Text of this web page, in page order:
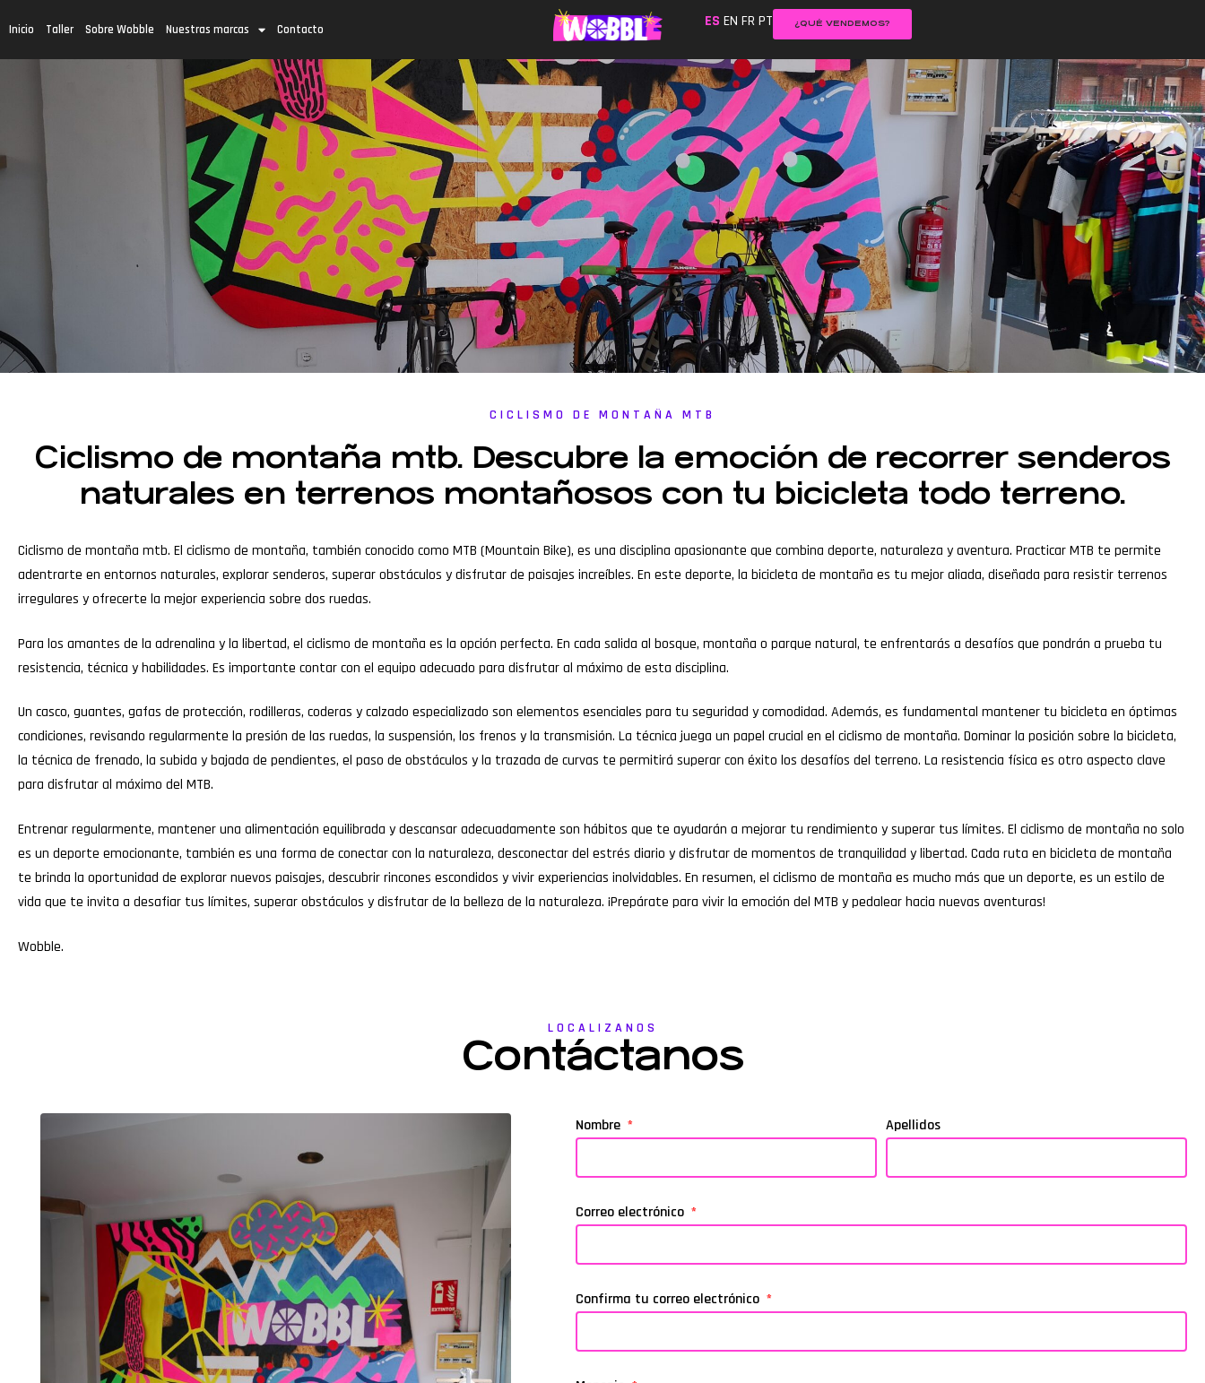
Inicio Taller Sobre Wobble Nuestras marcas Contacto ES EN FR PT ¿QUÉ VENDEMOS?
CICLISMO DE MONTAÑA MTB
Ciclismo de montaña mtb. Descubre la emoción de recorrer senderos
naturales en terrenos montañosos con tu bicicleta todo terreno.
Ciclismo de montaña mtb. El ciclismo de montaña, también conocido como MTB (Mountain Bike), es una disciplina apasionante que combina deporte, naturaleza y aventura. Practicar MTB te permite
adentrarte en entornos naturales, explorar senderos, superar obstáculos y disfrutar de paisajes increíbles. En este deporte, la bicicleta de montaña es tu mejor aliada, diseñada para resistir terrenos
irregulares y ofrecerte la mejor experiencia sobre dos ruedas.
Para los amantes de la adrenalina y la libertad, el ciclismo de montaña es la opción perfecta. En cada salida al bosque, montaña o parque natural, te enfrentarás a desafíos que pondrán a prueba tu
resistencia, técnica y habilidades. Es importante contar con el equipo adecuado para disfrutar al máximo de esta disciplina.
Un casco, guantes, gafas de protección, rodilleras, coderas y calzado especializado son elementos esenciales para tu seguridad y comodidad. Además, es fundamental mantener tu bicicleta en óptimas
condiciones, revisando regularmente la presión de las ruedas, la suspensión, los frenos y la transmisión. La técnica juega un papel crucial en el ciclismo de montaña. Dominar la posición sobre la bicicleta,
la técnica de frenado, la subida y bajada de pendientes, el paso de obstáculos y la trazada de curvas te permitirá superar con éxito los desafíos del terreno. La resistencia física es otro aspecto clave
para disfrutar al máximo del MTB.
Entrenar regularmente, mantener una alimentación equilibrada y descansar adecuadamente son hábitos que te ayudarán a mejorar tu rendimiento y superar tus límites. El ciclismo de montaña no solo
es un deporte emocionante, también es una forma de conectar con la naturaleza, desconectar del estrés diario y disfrutar de momentos de tranquilidad y libertad. Cada ruta en bicicleta de montaña
te brinda la oportunidad de explorar nuevos paisajes, descubrir rincones escondidos y vivir experiencias inolvidables. En resumen, el ciclismo de montaña es mucho más que un deporte, es un estilo de
vida que te invita a desafiar tus límites, superar obstáculos y disfrutar de la belleza de la naturaleza. ¡Prepárate para vivir la emoción del MTB y pedalear hacia nuevas aventuras!
Wobble.
LOCALIZANOS
Contáctanos
Nombre Apellidos
Correo electrónico
Confirma tu correo electrónico